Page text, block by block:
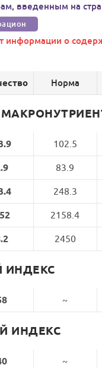
введенным на
информации о
Норма
102.5
83.9
248.3
2158.4
2450
ИНДЕКС
~
ИНДЕКС
~